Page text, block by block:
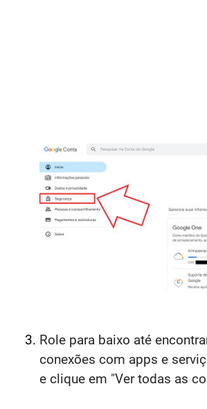
Role para baixo até
conexões com apps e
e clique em "Ver todas as